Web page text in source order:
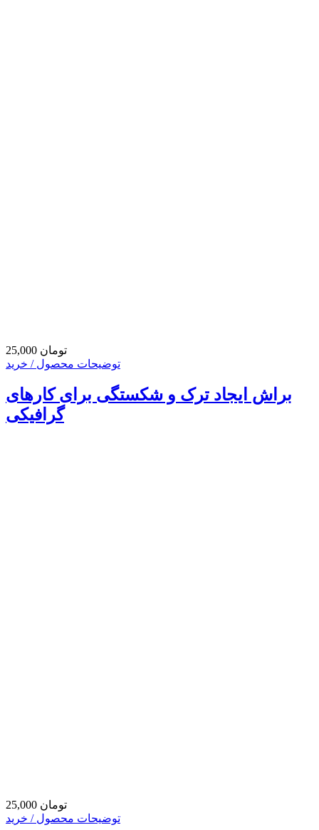
25,000 تومان
توضیحات محصول / خرید
براش ایجاد ترک و شکستگی برای کارهای
گرافیکی
25,000 تومان
توضیحات محصول / خرید